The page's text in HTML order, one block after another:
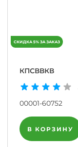
КПСВВКВ
00001-60752
В КОРЗИНУ